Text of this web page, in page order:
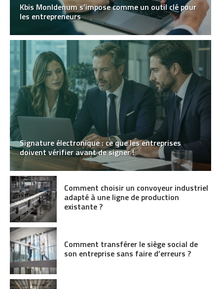
Kbis MonIdenum s’impose comme un outil clé pour
les entrepreneurs
Signature électronique : ce que les entreprises
doivent vérifier avant de signer !
Comment choisir un convoyeur industriel
adapté à une ligne de production
existante ?
Comment transférer le siège social de
son entreprise sans faire d’erreurs ?